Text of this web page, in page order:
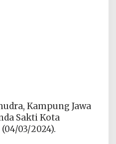
Kampung Jawa
Sakti Kota
03/2024).